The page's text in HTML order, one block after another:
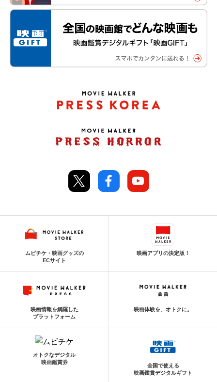
ムビチケ・映画グッズの
ECサイト
映画アプリの決定版！
映画情報を網羅した
プラットフォーム
映画体験を、オトクに。
オトクなデジタル
映画鑑賞券
全国で使える
映画鑑賞デジタルギフト